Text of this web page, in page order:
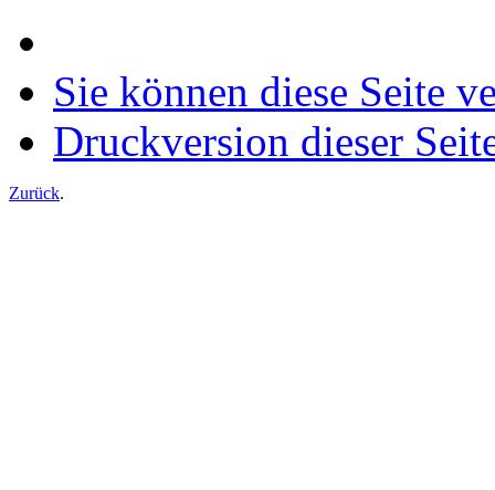
Sie können diese Seite
Druckversion dieser
Zurück.